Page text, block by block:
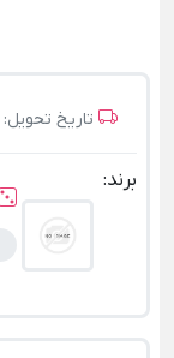
تاریخ تحویل:
برند: